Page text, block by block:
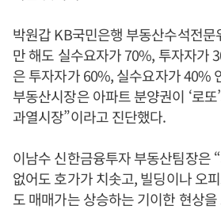
박원갑 KB국민은행 부동산수석전문
만 해도 실수요자가 70%, 투자자가
은 투자자가 60%, 실수요자가 40%
부동산시장은 아파트 분양권이 ‘로
과열시장”이라고 진단했다.
이남수 신한금융투자 부동산팀장은
없어도 호가가 치솟고, 빌딩이나 오
도 매매가는 상승하는 기이한 현상